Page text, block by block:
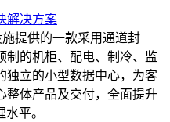
解决方案
提供的一款采用通道封
制的机柜、配电、制冷、监
独立的小型数据中心，为客
整体产品及交付，全面提升
平。